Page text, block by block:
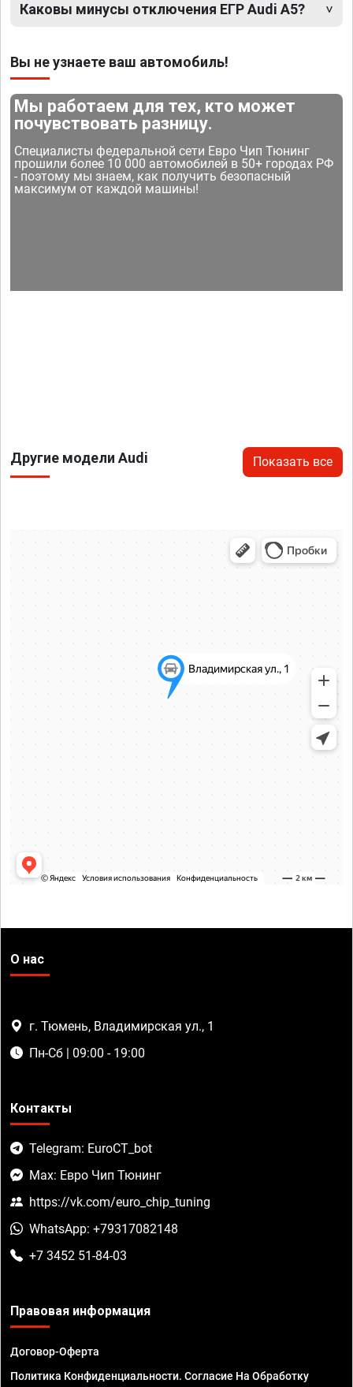
Каковы минусы отключения ЕГР Audi A5?
Вы не узнаете ваш автомобиль!
Мы работаем для тех, кто может
почувствовать разницу.
Специалисты федеральной сети Евро Чип Тюнинг
прошили более 10 000 автомобилей в 50+ городах РФ
- поэтому мы знаем, как получить безопасный
максимум от каждой машины!
Другие модели Audi Показать все
О нас
г. Тюмень, Владимирская ул., 1
Пн-Сб | 09:00 - 19:00
Контакты
Telegram: EuroCT_bot
Max: Евро Чип Тюнинг
https://vk.com/euro_chip_tuning
WhatsApp: +79317082148
+7 3452 51-84-03
Правовая информация
Договор-Оферта
Политика Конфиденциальности. Согласие На Обработку